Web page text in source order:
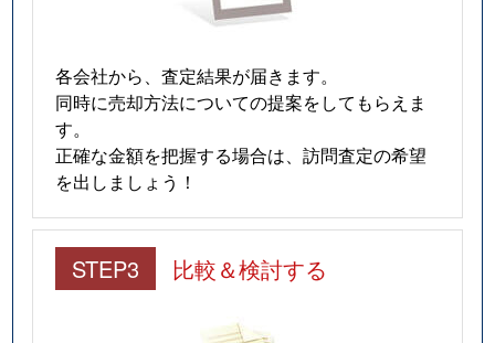
各会社から、査定結果が届きます。
同時に売却方法についての提案をしてもらえま
す。
正確な金額を把握する場合は、訪問査定の希望
を出しましょう！
STEP3 比較＆検討する